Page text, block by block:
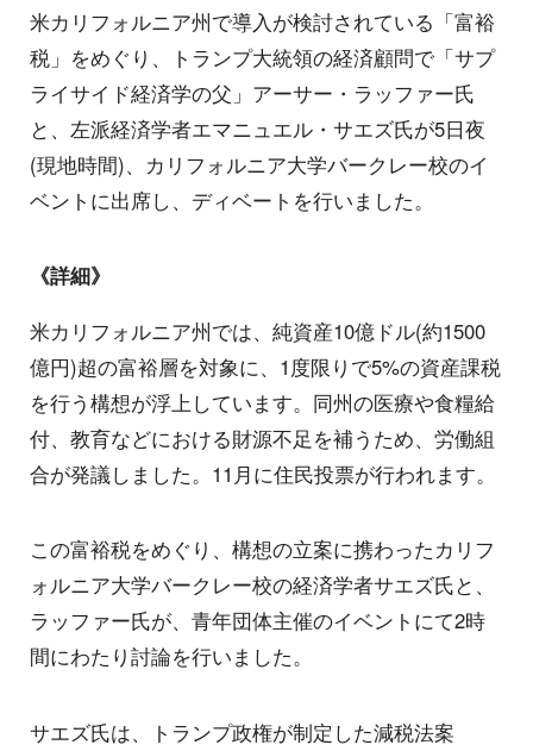
米カリフォルニア州で導入が検討されている「富裕
税」をめぐり、トランプ大統領の経済顧問で「サプ
ライサイド経済学の父」アーサー・ラッファー氏
と、左派経済学者エマニュエル・サエズ氏が5日夜
(現地時間)、カリフォルニア大学バークレー校のイ
ベントに出席し、ディベートを行いました。
《詳細》
米カリフォルニア州では、純資産10億ドル(約1500
億円)超の富裕層を対象に、1度限りで5%の資産課税
を行う構想が浮上しています。同州の医療や食糧給
付、教育などにおける財源不足を補うため、労働組
合が発議しました。11月に住民投票が行われます。
この富裕税をめぐり、構想の立案に携わったカリフ
ォルニア大学バークレー校の経済学者サエズ氏と、
ラッファー氏が、青年団体主催のイベントにて2時
間にわたり討論を行いました。
サエズ氏は、トランプ政権が制定した減税法案